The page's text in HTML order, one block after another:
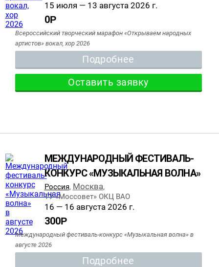
15 июля — 13 августа 2026 г.
0Р
Всероссийский творческий марафон «Открываем народных
артистов» вокал, хор 2026
Подробнее
Оставить заявку
МЕЖДУНАРОДНЫЙ ФЕСТИВАЛЬ-
КОНКУРС «МУЗЫКАЛЬНАЯ ВОЛНА»
Россия, Москва,
ТУ «Моссовет» ОКЦ ВАО
16 — 16 августа 2026 г.
300Р
Международный фестиваль-конкурс «Музыкальная волна» в
августе 2026
Подробнее